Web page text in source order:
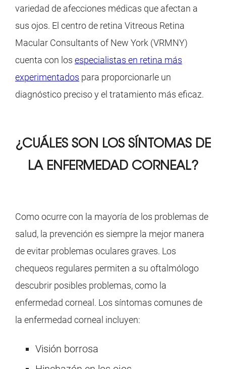
variedad de afecciones médicas que afectan a
sus ojos. El centro de retina Vitreous Retina
Macular Consultants of New York (VRMNY)
cuenta con los especialistas en retina más
experimentados para proporcionarle un
diagnóstico preciso y el tratamiento más eficaz.
¿CUÁLES SON LOS SÍNTOMAS DE
LA ENFERMEDAD CORNEAL?
Como ocurre con la mayoría de los problemas de
salud, la prevención es siempre la mejor manera
de evitar problemas oculares graves. Los
chequeos regulares permiten a su oftalmólogo
descubrir posibles problemas, como la
enfermedad corneal. Los síntomas comunes de
la enfermedad corneal incluyen:
Visión borrosa